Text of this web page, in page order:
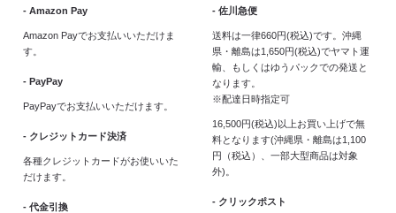
- Amazon Pay
Amazon Payでお支払いいただけま
す。
- PayPay
PayPayでお支払いいただけます。
- クレジットカード決済
各種クレジットカードがお使いいた
だけます。
- 代金引換
- 佐川急便
送料は一律660円(税込)です。沖縄
県・離島は1,650円(税込)でヤマト運
輸、もしくはゆうパックでの発送と
なります。
※配達日時指定可
16,500円(税込)以上お買い上げで無
料となります(沖縄県・離島は1,100
円（税込）、一部大型商品は対象
外)。
- クリックポスト